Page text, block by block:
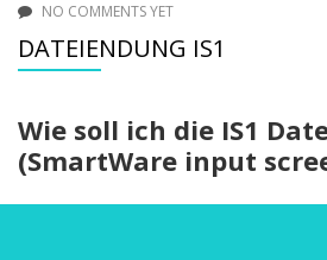
NO COMMENTS YET
DATEIENDUNG IS1
Wie soll ich die IS1
(SmartWare input